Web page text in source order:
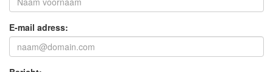
E-mail adress: